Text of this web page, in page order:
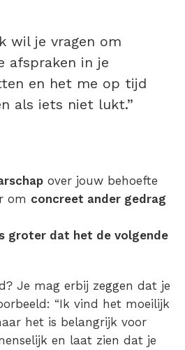
wil je vragen om
afspraken in je
en het me op tijd
als iets niet lukt.”
over jouw behoefte
om concreet ander gedrag
groter dat het de volgende
Je mag erbij zeggen dat je
“Ik vind het moeilijk
het is belangrijk voor
en laat zien dat je